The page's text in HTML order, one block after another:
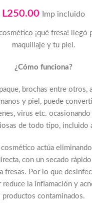
L250.00 Imp incluido
¡qué fresa! llegó
maquillaje y tu piel.
¿Cómo funciona?
brochas entre otros,
y piel, puede
virus etc.
de todo tipo, incluido
actúa
con un secado
fresas. Por lo que
reduce la inflamación y
productos contaminados.